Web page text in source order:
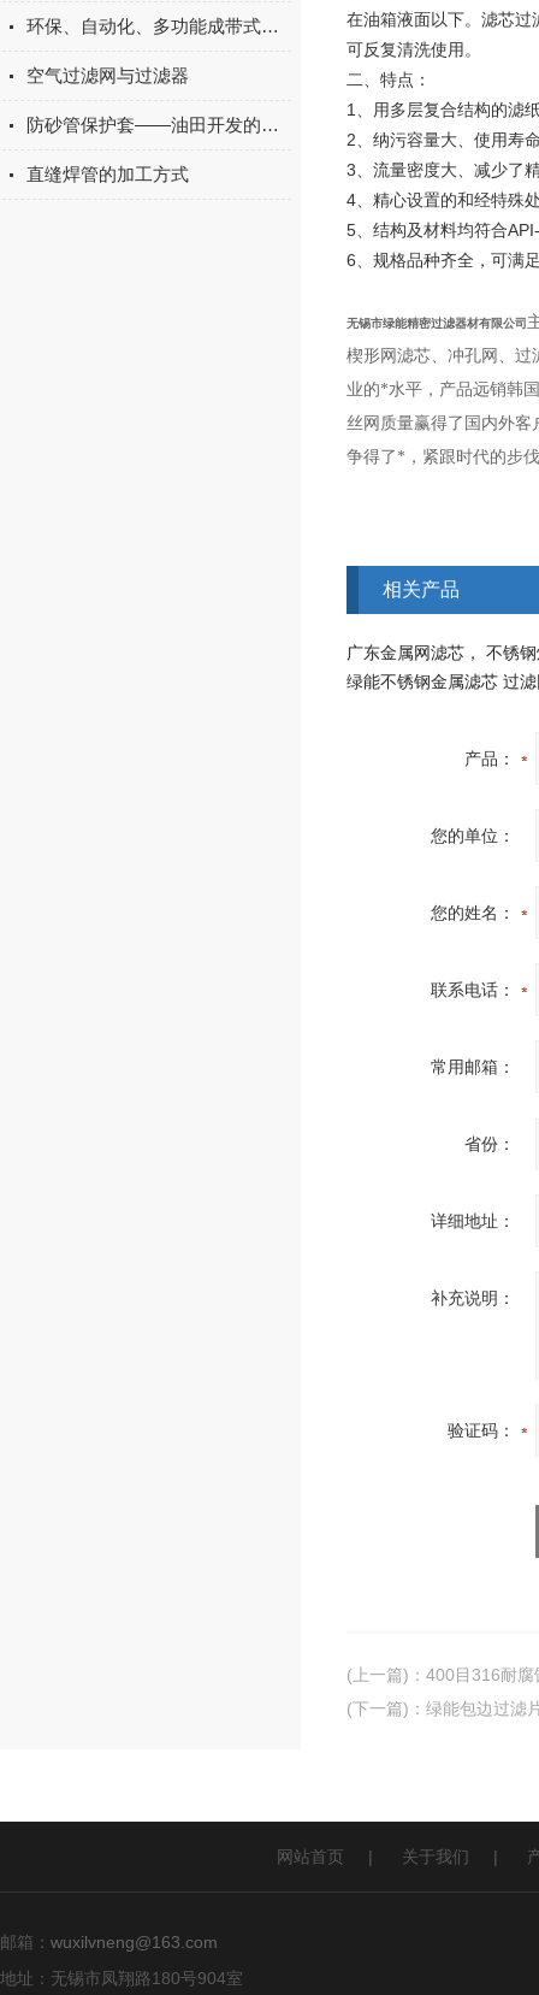
环保、自动化、多功能成带式压滤机主旋律
空气过滤网与过滤器
防砂管保护套——油田开发的重要组成部分
直缝焊管的加工方式
在油箱液面以下。滤芯
可反复清洗使用。
二、特点：
1、用多层复合结构的滤
2、纳污容量大、使用寿
3、流量密度大、减少了
4、精心设置的和经特殊
5、结构及材料均符合
6、规格品种齐全，可满
无锡市绿能精密过滤器材有限公司
楔形网滤芯、冲孔网、过
业的*水平，产品远销韩
丝网质量赢得了国内外
争得了*，紧跟时代的步
相关产品
产品：
您的单位：
您的姓名：
联系电话：
常用邮箱：
省份：
详细地址：
补充说明：
验证码：
(上一篇) ： 400目316耐腐
(下一篇) ： 绿能包边过滤
网站首页 | 关于我们 |
邮箱： wuxilvneng@163.com
地址：无锡市凤翔路180号904室